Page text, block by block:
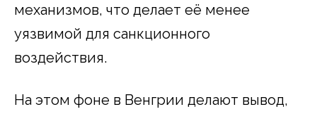
механизмов, что делает её менее
уязвимой для санкционного
воздействия.
На этом фоне в Венгрии делают вывод,